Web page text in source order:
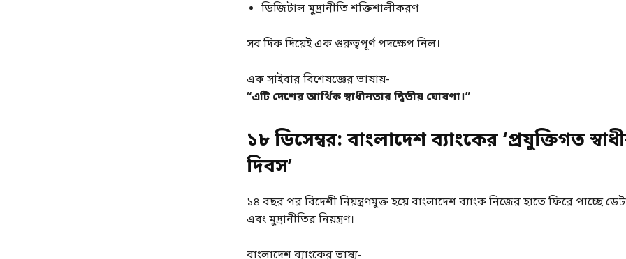
ডিজিটাল মুদ্রানীতি শক্তিশালীকরণ
সব দিক দিয়েই এক গুরুত্বপূর্ণ পদক্ষেপ নিল।
এক সাইবার বিশেষজ্ঞের ভাষায়-
“এটি দেশের আর্থিক স্বাধীনতার দ্বিতীয় ঘোষণা।”
১৮ ডিসেম্বর: বাংলাদেশ ব্যাংকের ‘প্রযুক্তিগত
দিবস’
১৪ বছর পর বিদেশী নিয়ন্ত্রণমুক্ত হয়ে বাংলাদেশ ব্যাংক নিজের হাতে ফিরে পাচ্ছে
এবং মুদ্রানীতির নিয়ন্ত্রণ।
বাংলাদেশ ব্যাংকের ভাষ্য-